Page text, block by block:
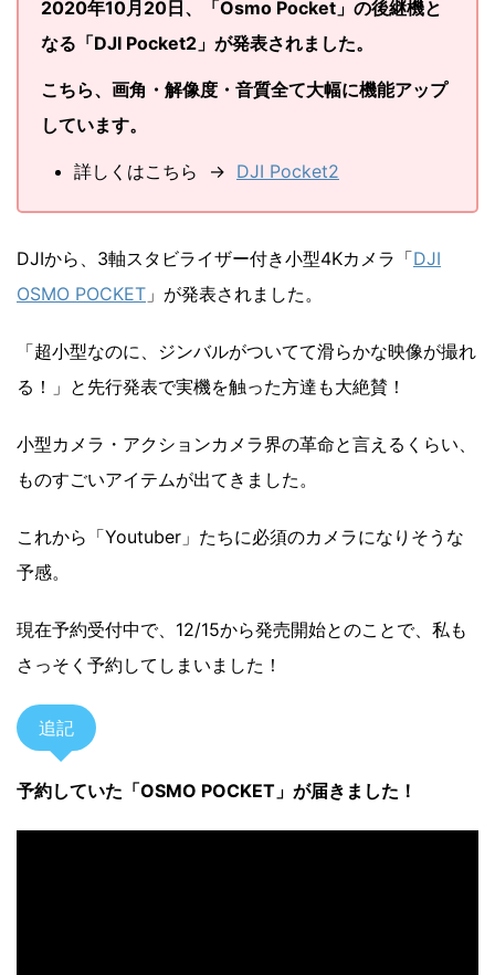
2020年10月20日、「Osmo Pocket」の後継機と
なる「DJI Pocket2」が発表されました。
こちら、画角・解像度・音質全て大幅に機能アップ
しています。
詳しくはこちら → DJI Pocket2
DJIから、3軸スタビライザー付き小型4Kカメラ「DJI
OSMO POCKET 」が発表されました。
「超小型なのに、ジンバルがついてて滑らかな映像が撮れ
る！」と先行発表で実機を触った方達も大絶賛！
小型カメラ・アクションカメラ界の革命と言えるくらい、
ものすごいアイテムが出てきました。
これから「Youtuber」たちに必須のカメラになりそうな
予感。
現在予約受付中で、12/15から発売開始とのことで、私も
さっそく予約してしまいました！
追記
予約していた「OSMO POCKET」が届きました！